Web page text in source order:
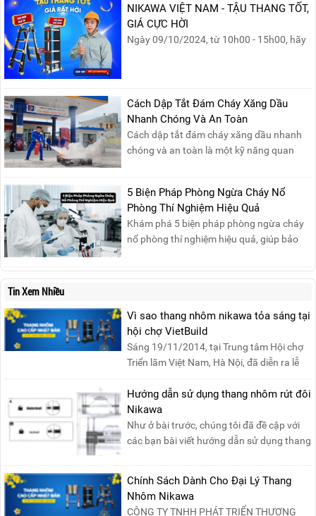
NIKAWA VIỆT NAM - TẬU THANG TỐT,
GIÁ CỰC HỜI
Ngày 09/10/2024, từ 10h00 - 15h00, hãy
phần quà siêu hấp dẫn và mua sắm
những sản phẩm thang chính hãng với
mức giá không thể tốt hơn!Tham gia
Mega Live, bạn sẽ nhận được gì?...
Cách Dập Tắt Đám Cháy Xăng Dầu
Nhanh Chóng Và An Toàn
Cách dập tắt đám cháy xăng dầu nhanh
chóng và an toàn là một kỹ năng quan
cháy xăng dầu rất dễ lan rộng và gây thiệt
hại nghiêm trọng nếu không được xử lý kịp
thời. Vì vậy, việc hiểu rõ các phương pháp
dập tắt...
5 Biện Pháp Phòng Ngừa Cháy Nổ
Phòng Thí Nghiệm Hiệu Quả
Khám phá 5 biện pháp phòng ngừa cháy
nổ phòng thí nghiệm hiệu quả, giúp bảo
sản, giảm thiểu nguy cơ cháy nổ phòng thí
Tin Xem Nhiều
Vì sao thang nhôm nikawa tỏa sáng tại
hội chợ VietBuild
Sáng 19/11/2014, tại Trung tâm Hội chợ
Triển lãm Việt Nam, Hà Nội, đã diễn ra lễ
khai mạc “Triể....
Hướng dẫn sử dụng thang nhôm rút đôi
Nikawa
Như ở bài trước, chúng tôi đã đề cập với
các bạn bài viết hướng dẫn sử dụng thang
Chính Sách Dành Cho Đại Lý Thang
Nhôm Nikawa
CÔNG TY TNHH PHÁT TRIỂN THƯƠNG